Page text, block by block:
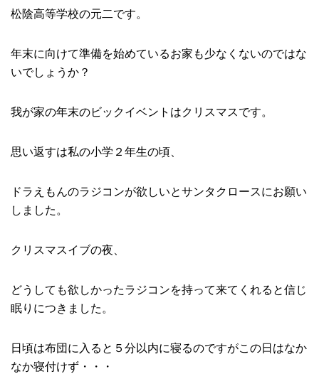
松陰高等学校の元二です。
年末に向けて準備を始めているお家も少なくないのではな
いでしょうか？
我が家の年末のビックイベントはクリスマスです。
思い返すは私の小学２年生の頃、
ドラえもんのラジコンが欲しいとサンタクロースにお願い
しました。
クリスマスイブの夜、
どうしても欲しかったラジコンを持って来てくれると信じ
眠りにつきました。
日頃は布団に入ると５分以内に寝るのですがこの日はなか
なか寝付けず・・・